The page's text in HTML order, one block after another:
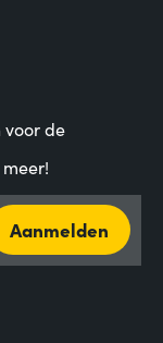
voor de
Aanmelden